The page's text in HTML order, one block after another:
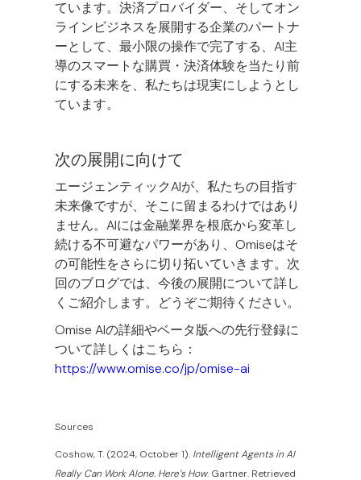
ています。決済プロバイダー、そしてオン
ラインビジネスを展開する企業のパートナ
ーとして、最小限の操作で完了する、AI主
導のスマートな購買・決済体験を当たり前
にする未来を、私たちは現実にしようとし
ています。
次の展開に向けて
エージェンティックAIが、私たちの目指す
未来像ですが、そこに留まるわけではあり
ません。AIには金融業界を根底から変革し
続ける不可避なパワーがあり、Omiseはそ
の可能性をさらに切り拓いていきます。次
回のブログでは、今後の展開について詳し
くご紹介します。どうぞご期待ください。
Omise AIの詳細やベータ版への先行登録に
ついて詳しくはこちら：
https://www.omise.co/jp/omise-ai
Sources
Coshow, T. (2024, October 1). Intelligent Agents in AI
Really Can Work Alone. Here’s How. Gartner. Retrieved